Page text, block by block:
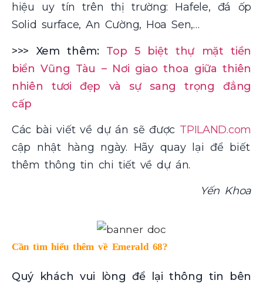
hiệu uy tín trên thị trường: Hafele, đá ốp
Solid surface, An Cường, Hoa Sen,…
>>> Xem thêm: Top 5 biệt thự mặt tiền
biển Vũng Tàu – Nơi giao thoa giữa thiên
nhiên tươi đẹp và sự sang trọng đẳng
cấp
Các bài viết về dự án sẽ được TPILAND.com
cập nhật hàng ngày. Hãy quay lại để biết
thêm thông tin chi tiết về dự án.
Yến Khoa
Cần tìm hiểu thêm về Emerald 68?
Quý khách vui lòng để lại thông tin bên